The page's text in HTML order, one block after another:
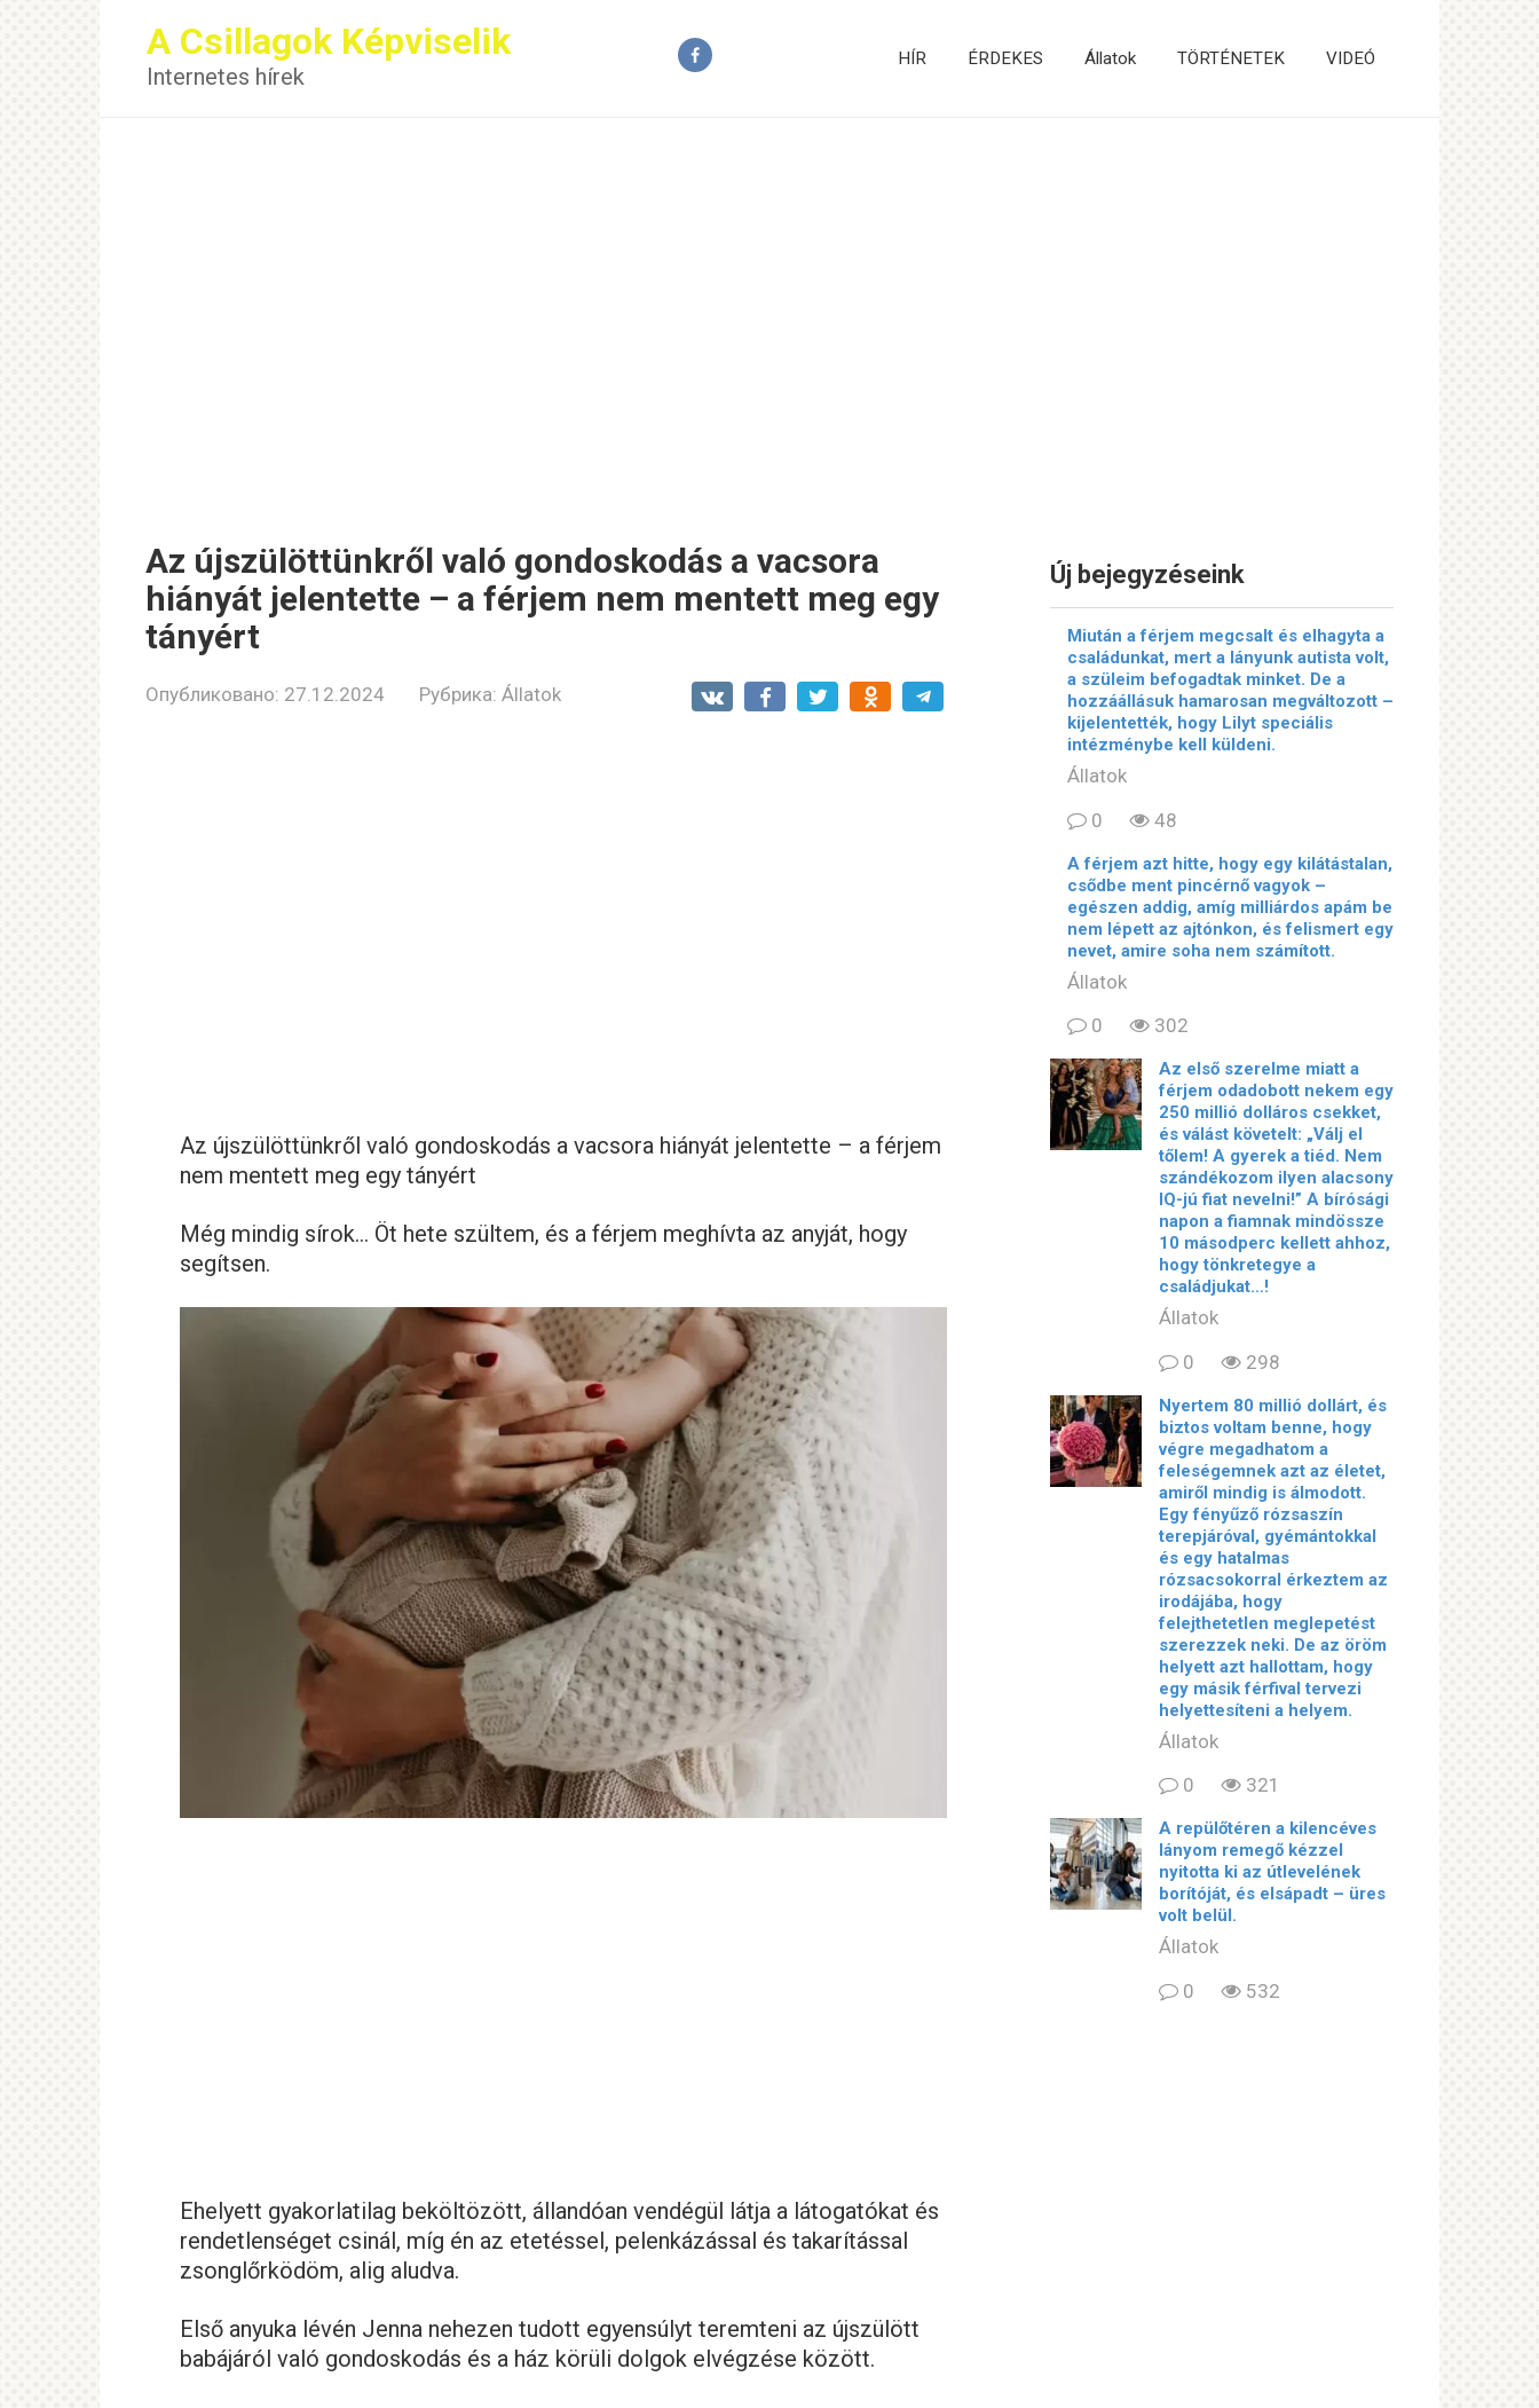
A Csillagok Képviselik
Internetes hírek
HÍR ÉRDEKES Állatok TÖRTÉNETEK VIDEÓ
Az újszülöttünkről való gondoskodás a vacsora
hiányát jelentette – a férjem nem mentett meg egy
tányért
Опубликовано: 27.12.2024 Рубрика: Állatok
Az újszülöttünkről való gondoskodás a vacsora hiányát jelentette – a férjem
nem mentett meg egy tányért
Még mindig sírok… Öt hete szültem, és a férjem meghívta az anyját, hogy
segítsen.
Ehelyett gyakorlatilag beköltözött, állandóan vendégül látja a látogatókat és
rendetlenséget csinál, míg én az etetéssel, pelenkázással és takarítással
zsonglőrködöm, alig aludva.
Első anyuka lévén Jenna nehezen tudott egyensúlyt teremteni az újszülött
babájáról való gondoskodás és a ház körüli dolgok elvégzése között.
Új bejegyzéseink
Miután a férjem megcsalt és elhagyta a
családunkat, mert a lányunk autista volt,
a szüleim befogadtak minket. De a
hozzáállásuk hamarosan megváltozott –
kijelentették, hogy Lilyt speciális
intézménybe kell küldeni.
Állatok
0
48
A férjem azt hitte, hogy egy kilátástalan,
csődbe ment pincérnő vagyok –
egészen addig, amíg milliárdos apám be
nem lépett az ajtónkon, és felismert egy
nevet, amire soha nem számított.
Állatok
0
302
Az első szerelme miatt a
férjem odadobott nekem egy
250 millió dolláros csekket,
és válást követelt: „Válj el
tőlem! A gyerek a tiéd. Nem
szándékozom ilyen alacsony
IQ-jú fiat nevelni!” A bírósági
napon a fiamnak mindössze
10 másodperc kellett ahhoz,
hogy tönkretegye a
családjukat…!
Állatok
0
298
Nyertem 80 millió dollárt, és
biztos voltam benne, hogy
végre megadhatom a
feleségemnek azt az életet,
amiről mindig is álmodott.
Egy fényűző rózsaszín
terepjáróval, gyémántokkal
és egy hatalmas
rózsacsokorral érkeztem az
irodájába, hogy
felejthetetlen meglepetést
szerezzek neki. De az öröm
helyett azt hallottam, hogy
egy másik férfival tervezi
helyettesíteni a helyem.
Állatok
0
321
A repülőtéren a kilencéves
lányom remegő kézzel
nyitotta ki az útlevelének
borítóját, és elsápadt – üres
volt belül.
Állatok
0
532